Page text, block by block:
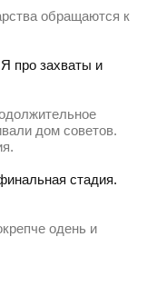
обращаются к
про захваты и
дом советов.
стадия.
одень и